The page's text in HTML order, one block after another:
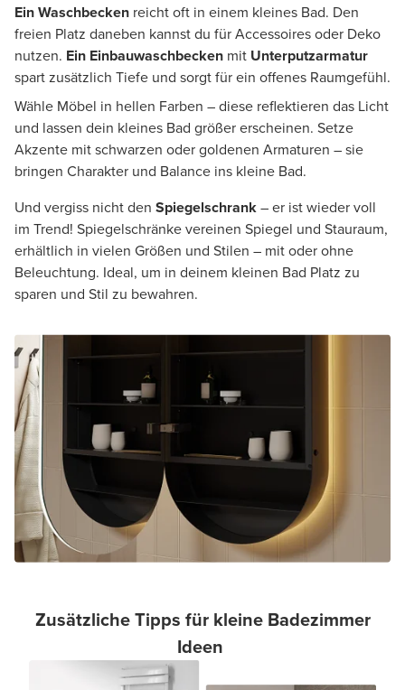
Ein Waschbecken reicht oft in einem kleines Bad. Den
freien Platz daneben kannst du für Accessoires oder Deko
nutzen. Ein Einbauwaschbecken mit Unterputzarmatur
spart zusätzlich Tiefe und sorgt für ein offenes Raumgefühl.
Wähle Möbel in hellen Farben – diese reflektieren das Licht
und lassen dein kleines Bad größer erscheinen. Setze
Akzente mit schwarzen oder goldenen Armaturen – sie
bringen Charakter und Balance ins kleine Bad.
Und vergiss nicht den Spiegelschrank– er ist wieder voll
im Trend! Spiegelschränke vereinen Spiegel und Stauraum,
erhältlich in vielen Größen und Stilen – mit oder ohne
Beleuchtung. Ideal, um in deinem kleinen Bad Platz zu
sparen und Stil zu bewahren.
Zusätzliche Tipps für kleine Badezimmer
Ideen